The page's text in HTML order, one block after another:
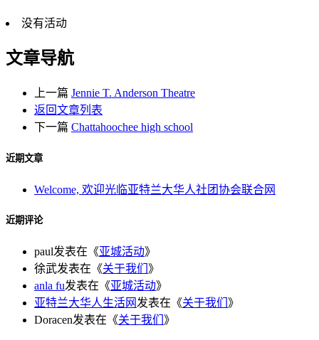
没有活动
文章导航
上一篇 Jennie T. Anderson Theatre
返回文章列表
下一篇 Chattahoochee high school
近期文章
Welcome, 欢迎光临亚特兰大华人社团协会联合网
近期评论
paul发表在《亚城活动》
徐武发表在《关于我们 》
anla fu发表在《亚城活动》
亚特兰大华人生活网 发表在《关于我们 》
Doracen发表在《关于我们 》